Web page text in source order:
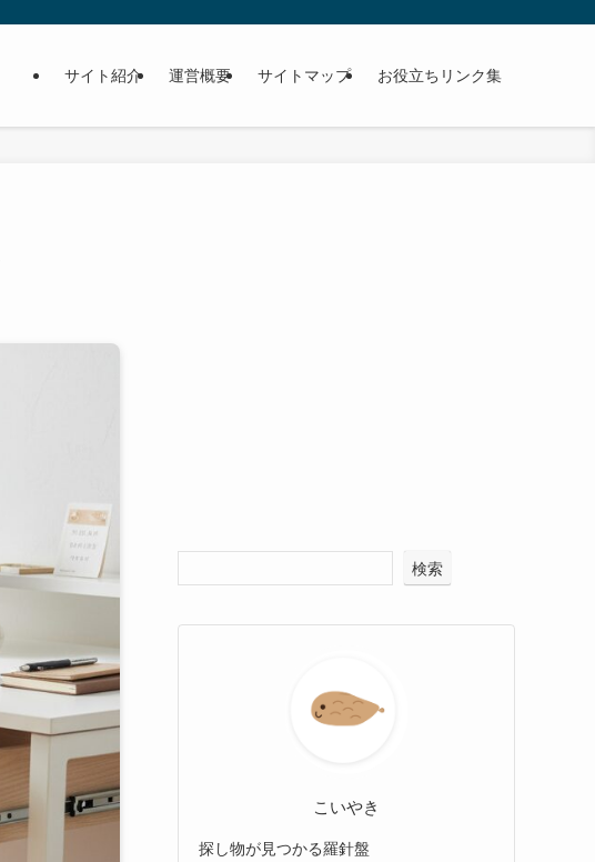
サイト紹介 運営概要 サイトマップ お役立ちリンク集
検索
こいやき
探し物が見つかる羅針盤